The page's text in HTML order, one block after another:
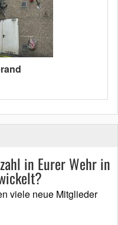
in Eurer Wehr in
viele neue Mitglieder